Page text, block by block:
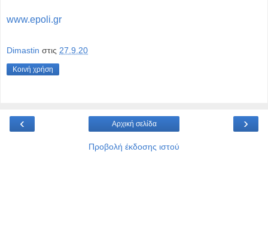
www.epoli.gr
Dimastin στις 27.9.20
Κοινή χρήση
‹ ›
Αρχική σελίδα
Προβολή έκδοσης ιστού